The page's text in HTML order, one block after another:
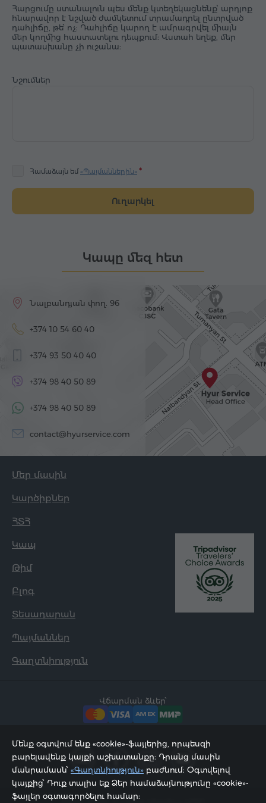
Հարցումը ստանալուն պես մենք կտեղեկացնենք՝ արդյոք
հնարավոր է նշված ժամկետում տրամադրել ընտրված
դահլիճը, թե՝ ոչ: Դահլիճը կարող է ամրագրվել միայն
մեր կողմից հաստատելու դեպքում: Վստահ եղեք, մեր
պատասխանը չի ուշանա:
Նշումներ
Համաձայն եմ «Պայմաններին»
Ուղարկել
Կապը մեզ հետ
Նալբանդյան փող. 96
+374 10 54 60 40
+374 93 50 40 40
+374 98 40 50 89
+374 98 40 50 89
contact@hyurservice.com
Մեր մասին
Կարծիքներ
ՀՏՀ
Կապ
Թիմ
Բլոգ
Տեսադարան
Պայմաններ
Գաղտնիություն
Վճարման ձևեր՝
Մենք օգտվում ենք «cookie»-ֆայլերից, որպեսզի
բարելավենք կայքի աշխատանքը: Դրանց մասին
մանրամասն՝ «Գաղտնիություն» բաժնում: Օգտվելով
կայքից՝ Դուք տալիս եք Ձեր համաձայնությունը «cookie»-
ֆայլեր օգտագործելու համար: